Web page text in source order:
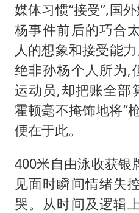
媒体习惯“接受”,国
杨事件前后的巧合
人的想象和接受能
绝非孙杨个人所为,
运动员,却把账全部
霍顿毫不掩饰地将“
便在于此。
400米自由泳收获银
见面时瞬间情绪失
哭。从时间及逻辑